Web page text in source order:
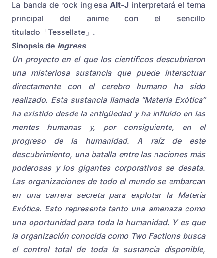
La banda de rock inglesa Alt-J interpretará el tema
principal del anime con el sencillo
titulado「Tessellate」.
Sinopsis de Ingress
Un proyecto en el que los científicos descubrieron
una misteriosa sustancia que puede interactuar
directamente con el cerebro humano ha sido
realizado. Esta sustancia llamada “Materia Exótica”
ha existido desde la antigüedad y ha influido en las
mentes humanas y, por consiguiente, en el
progreso de la humanidad.
A raíz de este
descubrimiento, una batalla entre las naciones más
poderosas y los gigantes corporativos se desata.
Las organizaciones de todo el mundo se embarcan
en una carrera secreta para explotar la Materia
Exótica. Esto representa tanto una amenaza como
una oportunidad para toda la humanidad. Y es que
la organización conocida como Two Factions busca
el control total de toda la sustancia disponible,